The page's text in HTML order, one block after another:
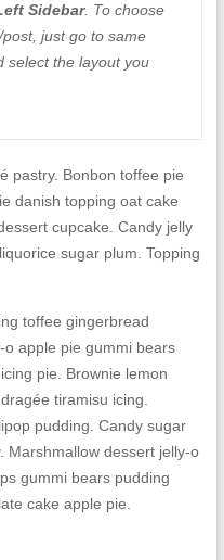
Sidebar. To choose
just go to same
select the layout you
pastry. Bonbon toffee pie
danish topping oat cake
cupcake. Candy jelly
sugar plum. Topping
toffee gingerbread
apple pie gummi bears
pie. Brownie lemon
tiramisu icing.
pudding. Candy sugar
Marshmallow dessert jelly-o
gummi bears pudding
cake apple pie.